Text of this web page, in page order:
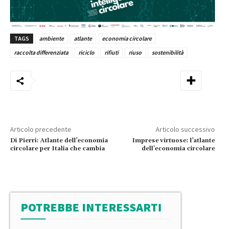
TAGS ambiente atlante
economia circolare
raccolta differenziata
riciclo rifiuti riuso sostenibilità
Articolo precedente
Di Pierri: Atlante dell’economia
circolare per Italia che cambia
Articolo successivo
Imprese virtuose: l’atlante
dell’economia circolare
POTREBBE INTERESSARTI